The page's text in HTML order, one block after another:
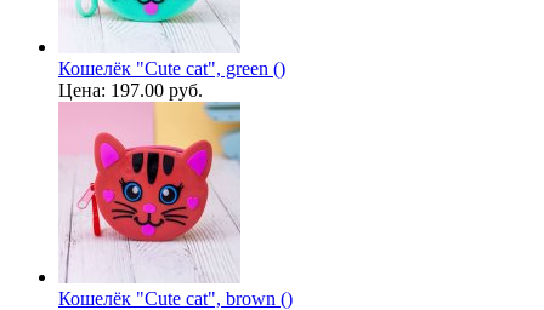
Кошелёк "Cute cat", green ()
Цена: 197.00 руб.
Кошелёк "Cute cat", brown ()